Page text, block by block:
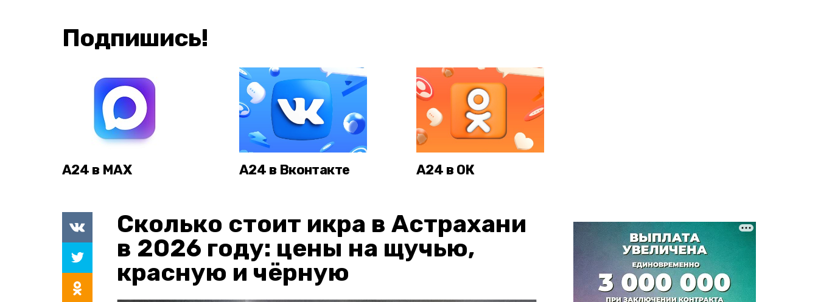
Подпишись!
А24 в MAX А24 в Вконтакте А24 в ОК
Сколько стоит икра в Астрахани
в 2026 году: цены на щучью,
красную и чёрную